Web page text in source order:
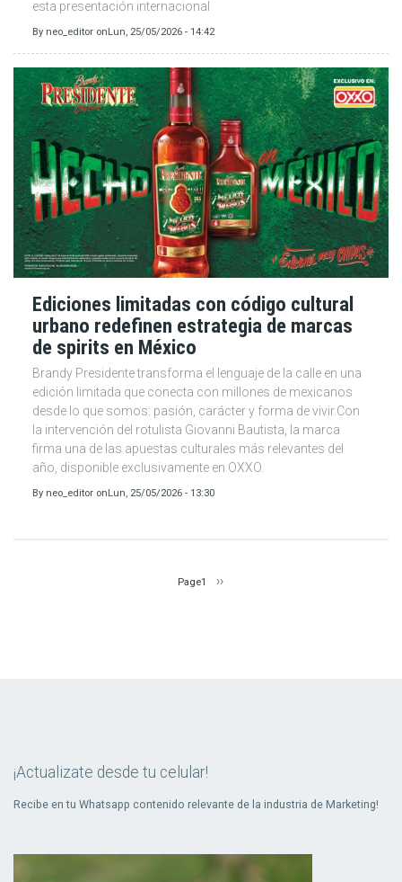
esta presentación internacional
By neo_editor onLun, 25/05/2026 - 14:42
Ediciones limitadas con código cultural
urbano redefinen estrategia de marcas
de spirits en México
Brandy Presidente transforma el lenguaje de la calle en una
edición limitada que conecta con millones de mexicanos
desde lo que somos: pasión, carácter y forma de vivir.Con
la intervención del rotulista Giovanni Bautista, la marca
firma una de las apuestas culturales más relevantes del
año, disponible exclusivamente en OXXO.
By neo_editor onLun, 25/05/2026 - 13:30
Page1
Siguiente
››
¡Actualizate desde tu celular!
Recibe en tu Whatsapp contenido relevante de la industria de Marketing!